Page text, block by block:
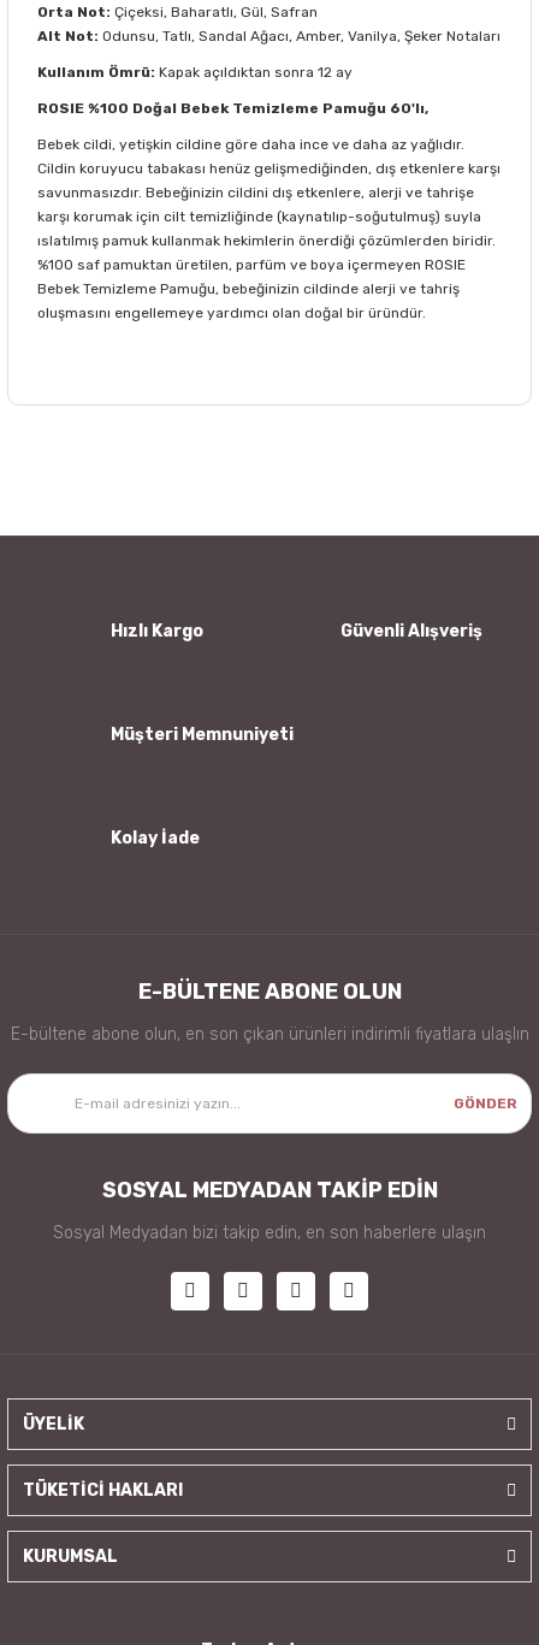
Orta Not: Çiçeksi, Baharatlı, Gül, Safran
Alt Not: Odunsu, Tatlı, Sandal Ağacı, Amber, Vanilya, Şeker Notaları
Kullanım Ömrü: Kapak açıldıktan sonra 12 ay
ROSIE %100 Doğal Bebek Temizleme Pamuğu 60'lı,
Bebek cildi, yetişkin cildine göre daha ince ve daha az yağlıdır.
Cildin koruyucu tabakası henüz gelişmediğinden, dış etkenlere karşı
savunmasızdır. Bebeğinizin cildini dış etkenlere, alerji ve tahrişe
karşı korumak için cilt temizliğinde (kaynatılıp-soğutulmuş) suyla
ıslatılmış pamuk kullanmak hekimlerin önerdiği çözümlerden biridir.
%100 saf pamuktan üretilen, parfüm ve boya içermeyen ROSIE
Bebek Temizleme Pamuğu, bebeğinizin cildinde alerji ve tahriş
oluşmasını engellemeye yardımcı olan doğal bir üründür.
Ürün bilgilerinde hatalar bulunuyor.
Hızlı Kargo Güvenli Alışveriş
Müşteri Memnuniyeti
Kolay İade
E-BÜLTENE ABONE OLUN
E-bültene abone olun, en son çıkan ürünleri indirimli fiyatlara ulaşlın
GÖNDER
SOSYAL MEDYADAN TAKİP EDİN
Sosyal Medyadan bizi takip edin, en son haberlere ulaşın
ÜYELİK
TÜKETİCİ HAKLARI
KURUMSAL